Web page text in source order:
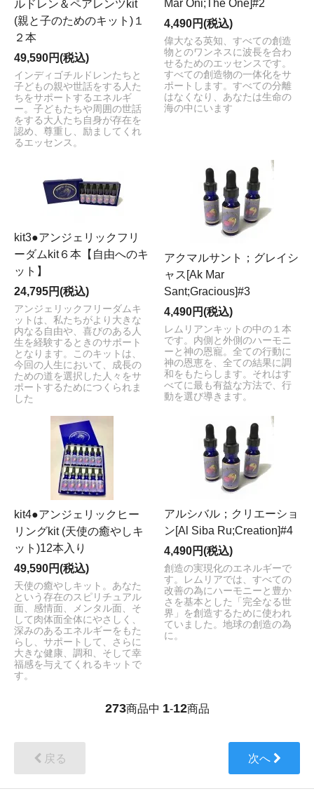
ルドレン＆ペアレンツkit
(親と子のためのキット)１
２本
49,590円(税込)
インディゴチルドレンたちと
子どもの親や世話をする人た
ちをサポートするエネルギ
ー。子どもたちや周囲の世話
をする大人たち自身が存在を
認め、尊重し、励ましてくれ
るエッセンス。
Mar Oni;The One]#2
4,490円(税込)
偉大なる英知、すべての創造
物とのワンネスに波長を合わ
せるためのエッセンスです。
すべての創造物の一体化をサ
ポートします。すべての分離
はなくなり、あなたは生命の
海の中にいます
kit3●アンジェリックフリ
ーダムkit６本【自由へのキ
ット】
24,795円(税込)
アンジェリックフリーダムキ
ットは、私たちがより大きな
内なる自由や、喜びのある人
生を経験するときのサポート
となります。このキットは、
今回の人生において、成長の
ための道を選択した人々をサ
ポートするためにつくられま
した
アクマルサント；グレイシ
ャス[Ak Mar
Sant;Gracious]#3
4,490円(税込)
レムリアンキットの中の１本
です。内側と外側のハーモニ
ーと神の恩寵。全ての行動に
神の恩恵を、全ての結果に調
和をもたらします。それはす
べてに最も有益な方法で、行
動を選び導きます。
kit4●アンジェリックヒー
リングkit (天使の癒やしキ
ット)12本入り
49,590円(税込)
天使の癒やしキット。あなた
という存在のスピリチュアル
面、感情面、メンタル面、そ
して肉体面全体にやさしく、
深みのあるエネルギーをもた
らし、サポートして、さらに
大きな健康、調和、そして幸
福感を与えてくれるキットで
す。
アルシバル；クリエーショ
ン[Al Siba Ru;Creation]#4
4,490円(税込)
創造の実現化のエネルギーで
す。レムリアでは、すべての
改善の為にハーモニーと豊か
さを基本とした「完全なる世
界」を創造するために使われ
ていました。地球の創造の為
に。
273商品中 1-12商品
戻る 次へ